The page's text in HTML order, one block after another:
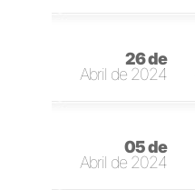
26 de
Abril de 2024
05 de
Abril de 2024